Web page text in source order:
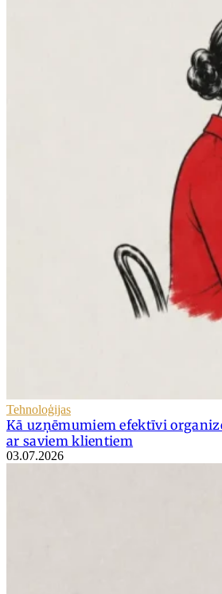
Tehnoloģijas
Kā uzņēmumiem efektīvi
ar saviem klientiem
03.07.2026